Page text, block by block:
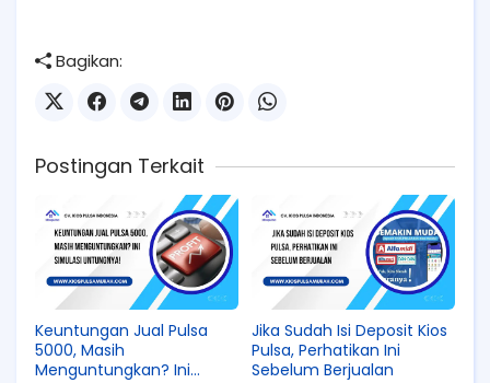
Bagikan:
Postingan Terkait
Keuntungan Jual Pulsa
5000, Masih
Menguntungkan? Ini
Jika Sudah Isi Deposit Kios
Pulsa, Perhatikan Ini
Sebelum Berjualan